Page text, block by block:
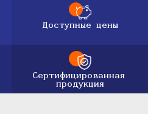
Доступные цены
Сертифицированная
продукция